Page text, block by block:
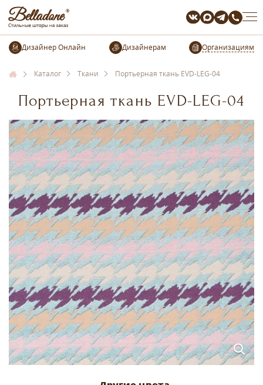
Организациям
Каталог Ткани Портьерная ткань EVD-LEG-04
Портьерная ткань EVD-LEG-04